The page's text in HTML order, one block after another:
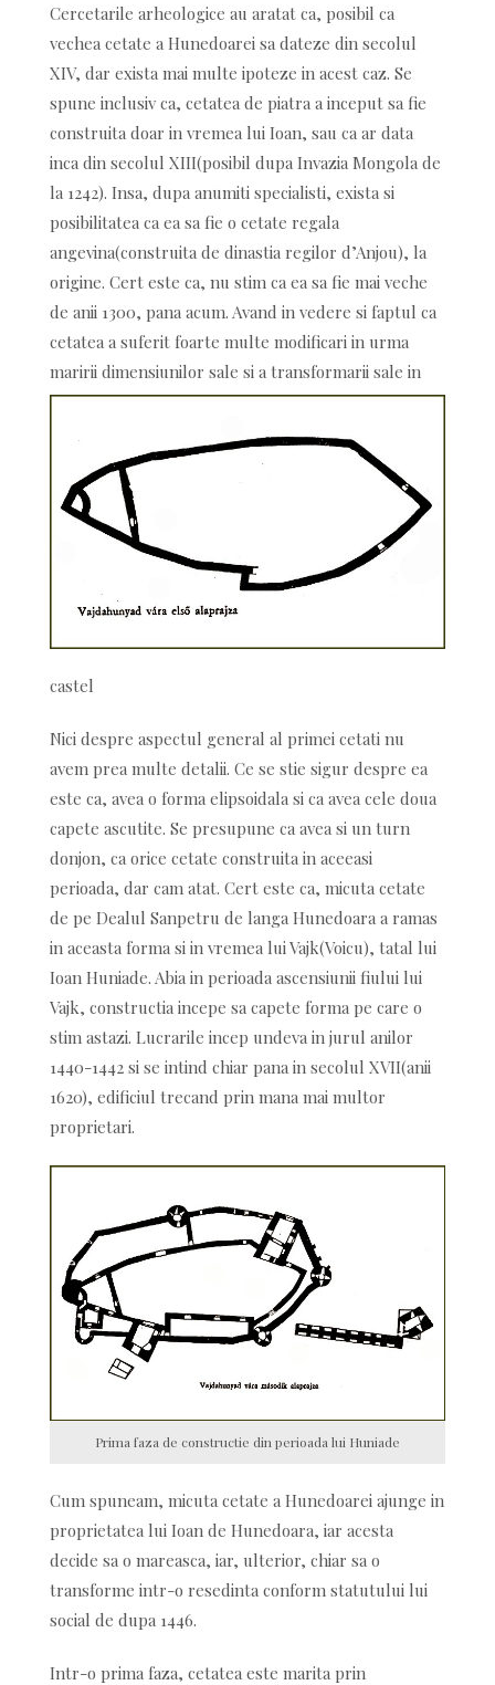
Cercetarile arheologice au aratat ca, posibil ca
vechea cetate a Hunedoarei sa dateze din secolul
XIV, dar exista mai multe ipoteze in acest caz. Se
spune inclusiv ca, cetatea de piatra a inceput sa fie
construita doar in vremea lui Ioan, sau ca ar data
inca din secolul XIII(posibil dupa Invazia Mongola de
la 1242). Insa, dupa anumiti specialisti, exista si
posibilitatea ca ea sa fie o cetate regala
angevina(construita de dinastia regilor d’Anjou), la
origine. Cert este ca, nu stim ca ea sa fie mai veche
de anii 1300, pana acum. Avand in vedere si faptul ca
cetatea a suferit foarte multe modificari in urma
maririi dimensiunilor sale si a transformarii sale in
castel
Nici despre aspectul general al primei cetati nu
avem prea multe detalii. Ce se stie sigur despre ea
este ca, avea o forma elipsoidala si ca avea cele doua
capete ascutite. Se presupune ca avea si un turn
donjon, ca orice cetate construita in aceeasi
perioada, dar cam atat. Cert este ca, micuta cetate
de pe Dealul Sanpetru de langa Hunedoara a ramas
in aceasta forma si in vremea lui Vajk(Voicu), tatal lui
Ioan Huniade. Abia in perioada ascensiunii fiului lui
Vajk, constructia incepe sa capete forma pe care o
stim astazi. Lucrarile incep undeva in jurul anilor
1440-1442 si se intind chiar pana in secolul XVII(anii
1620), edificiul trecand prin mana mai multor
proprietari.
Prima faza de constructie din perioada lui Huniade
Cum spuneam, micuta cetate a Hunedoarei ajunge in
proprietatea lui Ioan de Hunedoara, iar acesta
decide sa o mareasca, iar, ulterior, chiar sa o
transforme intr-o resedinta conform statutului lui
social de dupa 1446.
Intr-o prima faza, cetatea este marita prin